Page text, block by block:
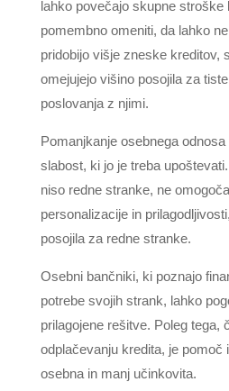
lahko povečajo skupne stroške
pomembno omeniti, da lahko
pridobijo višje zneske kreditov,
omejujejo višino posojila za
poslovanja z njimi.
Pomanjkanje osebnega
slabost, ki jo je treba
niso redne stranke, ne
personalizacije in
posojila za redne stranke.
Osebni bančniki, ki poznajo
potrebe svojih strank, lahko
prilagojene rešitve. Poleg tega,
odplačevanju kredita, je pomoč
osebna in manj učinkovita.